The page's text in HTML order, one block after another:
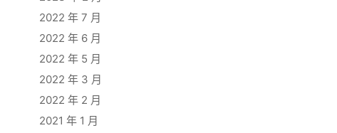
2022 年 7 月
2022 年 6 月
2022 年 5 月
2022 年 3 月
2022 年 2 月
2021 年 1 月